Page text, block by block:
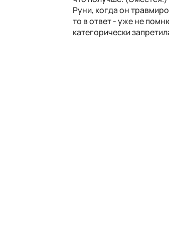
Руни, когда он
то в ответ - уже не
категорически